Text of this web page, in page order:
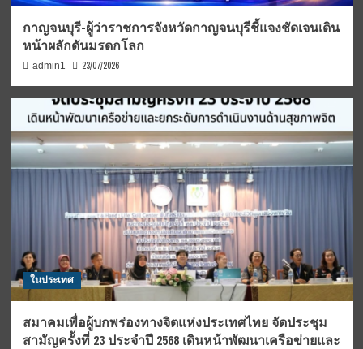
กาญจนบุรี-ผู้ว่าราชการจังหวัดกาญจนบุรีชี้แจงชัดเจนเดิน
หน้าผลักดันมรดกโลก
admin1 23/07/2026
ในประเทศ
สมาคมเพื่อผู้บกพร่องทางจิตแห่งประเทศไทย จัดประชุม
สามัญครั้งที่ 23 ประจำปี 2568 เดินหน้าพัฒนาเครือข่ายและ